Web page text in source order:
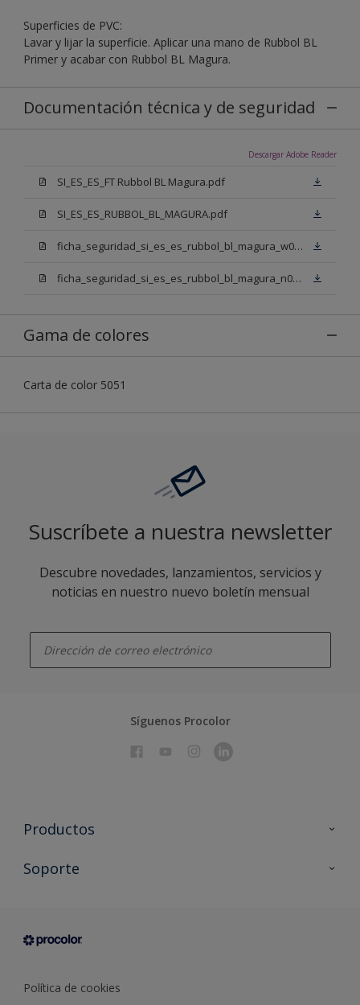
Superficies de PVC:
Lavar y lijar la superficie. Aplicar una mano de Rubbol BL
Primer y acabar con Rubbol BL Magura.
Documentación técnica y de seguridad
Descargar Adobe Reader
SI_ES_ES_FT Rubbol BL Magura.pdf
SI_ES_ES_RUBBOL_BL_MAGURA.pdf
ficha_seguridad_si_es_es_rubbol_bl_magura_w05.pdf
ficha_seguridad_si_es_es_rubbol_bl_magura_n00.pdf
Gama de colores
Carta de color 5051
Suscríbete a nuestra newsletter
Descubre novedades, lanzamientos, servicios y
noticias en nuestro nuevo boletín mensual
Síguenos Procolor
Productos
Todos los productos
Condiciones generales de venta
Soporte
Sobre Procolor
Política de cookies